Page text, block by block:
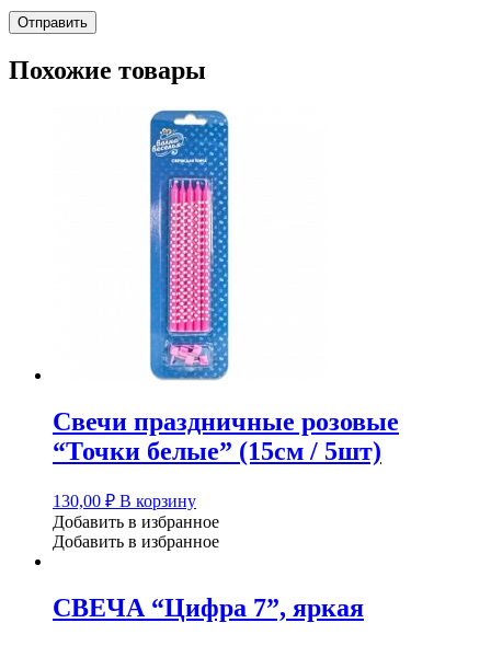
Похожие товары
Свечи праздничные розовые
“Точки белые” (15см / 5шт)
130,00 ₽ В корзину
Добавить в избранное
Добавить в избранное
СВЕЧА “Цифра 7”, яркая